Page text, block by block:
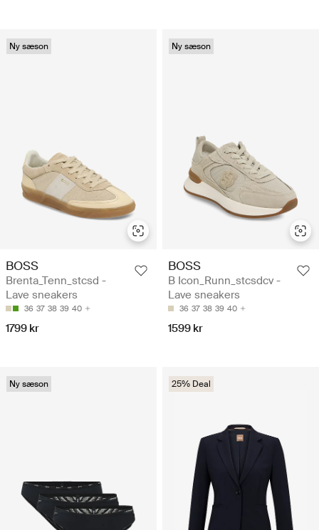
Ny sæson
BOSS
Brenta_Tenn_stcsd -
Lave sneakers
36 37 38 39 40
1799 kr
Ny sæson
BOSS
B Icon_Runn_stcsdcv -
Lave sneakers
36 37 38 39 40
1599 kr
Ny sæson 25% Deal